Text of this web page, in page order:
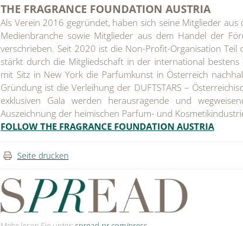
THE FRAGRANCE FOUNDATION AUSTRIA
Als Verein 2016 gegründet, haben sich seine Mitglieder
Medienbranche sowie Mitglieder aus dem Handel der
verschrieben. Seit 2020 ist die Non-Profit-Organisation Teil
stärkt durch die Mitgliedschaft in der international bestens
mit Sitz in New York die Parfumkunst in Österreich
Gründung ist die Verleihung der DUFTSTARS –
exklusiven Gala werden herausragende und
Auszeichnung der heimischen Parfum- und
FOLLOW THE FRAGRANCE FOUNDATION AUSTRIA
Seite drucken